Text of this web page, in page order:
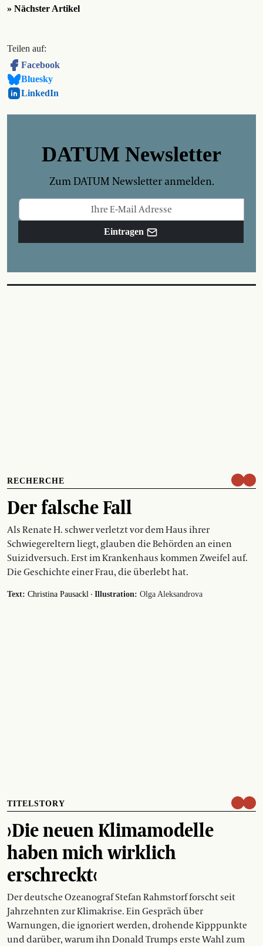
» Nächster Artikel
Teilen auf:
Facebook
Bluesky
LinkedIn
DATUM Newsletter
Zum DATUM Newsletter anmelden.
Eintragen
RECHERCHE
Der falsche Fall
Als Renate H. schwer verletzt vor dem Haus ihrer
Schwiegereltern liegt, glauben die Behörden an einen
Suizidversuch. Erst im Krankenhaus kommen Zweifel auf.
Die Geschichte einer Frau, die überlebt hat.
Text: Christina Pausackl · Illustration: Olga Aleksandrova
TITELSTORY
›Die neuen Klimamodelle
haben mich wirklich
erschreckt‹
Der deutsche Ozeanograf Stefan Rahmstorf forscht seit
Jahrzehnten zur Klimakrise. Ein Gespräch über
Warnungen, die ignoriert werden, drohende Kipppunkte
und darüber, warum ihn Donald Trumps erste Wahl zum